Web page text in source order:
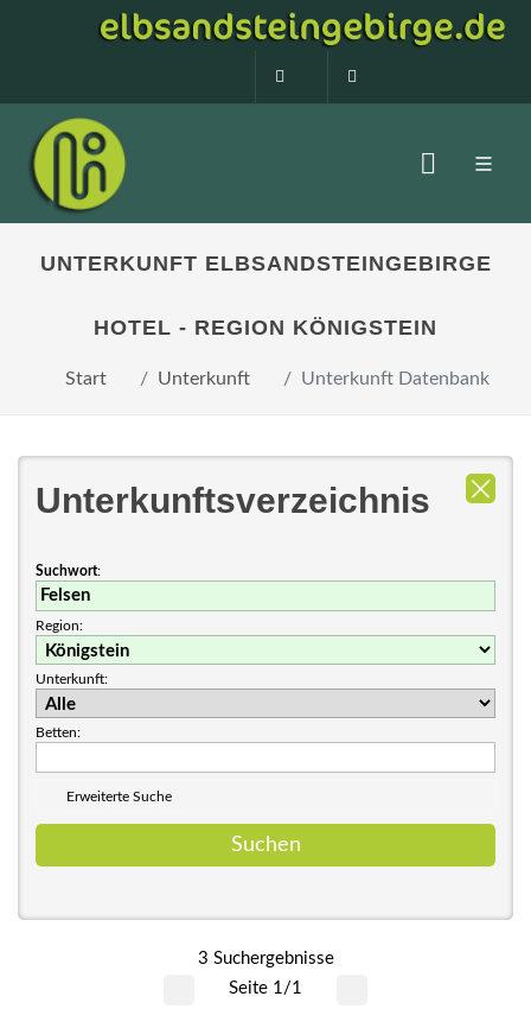
0160 99873408
UNTERKUNFT ELBSANDSTEINGEBIRGE
HOTEL - REGION KÖNIGSTEIN
Start Unterkunft Unterkunft Datenbank
Unterkunftsverzeichnis
Suchwort:
Region:
Unterkunft:
Betten:
Erweiterte Suche
3 Suchergebnisse
Seite 1/1